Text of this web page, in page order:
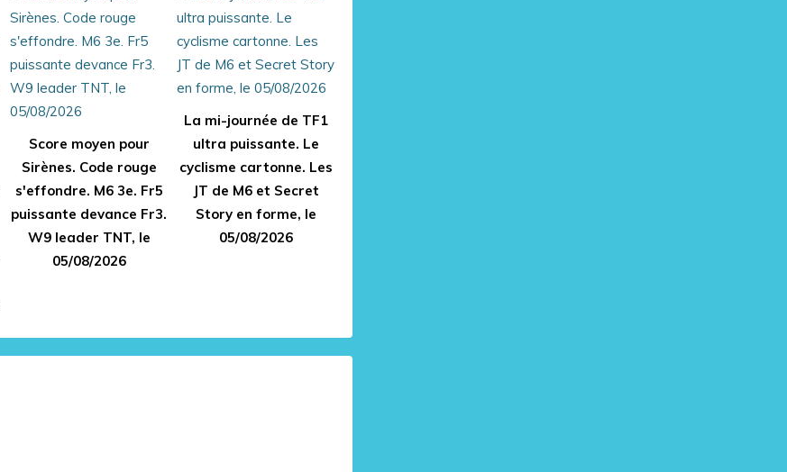
Score moyen pour
Sirènes. Code rouge
s'effondre. M6 3e. Fr5
puissante devance Fr3.
W9 leader TNT, le
05/08/2026
La mi-journée de TF1
ultra puissante. Le
cyclisme cartonne. Les
JT de M6 et Secret
Story en forme, le
05/08/2026